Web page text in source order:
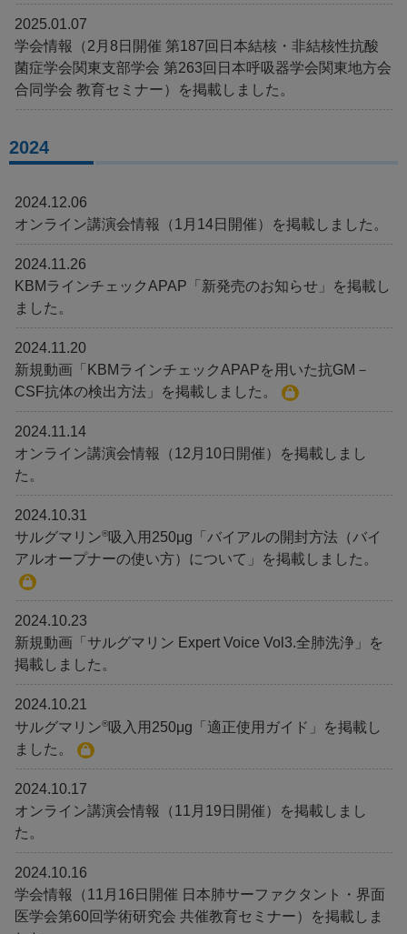
2025.01.07
学会情報（2月8日開催 第187回日本結核・非結核性抗酸
菌症学会関東支部学会 第263回日本呼吸器学会関東地方会
合同学会 教育セミナー）を掲載しました。
2024
2024.12.06
オンライン講演会情報（1月14日開催）を掲載しました。
2024.11.26
KBMラインチェックAPAP「新発売のお知らせ」を掲載し
ました。
2024.11.20
新規動画「KBMラインチェックAPAPを用いた抗GM－
CSF抗体の検出方法」を掲載しました。
2024.11.14
オンライン講演会情報（12月10日開催）を掲載しまし
た。
2024.10.31
サルグマリン®吸入用250μg「バイアルの開封方法（バイ
アルオープナーの使い方）について」を掲載しました。
2024.10.23
新規動画「サルグマリン Expert Voice Vol3.全肺洗浄」を
掲載しました。
2024.10.21
サルグマリン®吸入用250μg「適正使用ガイド」を掲載し
ました。
2024.10.17
オンライン講演会情報（11月19日開催）を掲載しまし
た。
2024.10.16
学会情報（11月16日開催 日本肺サーファクタント・界面
医学会第60回学術研究会 共催教育セミナー）を掲載しま